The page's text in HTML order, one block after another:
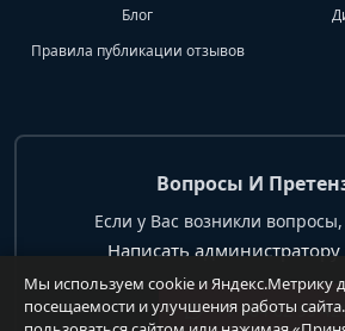
Блог
Правила публикации отзывов
Вопросы И
Если у Вас возникли
Написать
+7 904 62 99 428
Мы используем cookie и Яндекс.Метрику
посещаемости и улучшения работы